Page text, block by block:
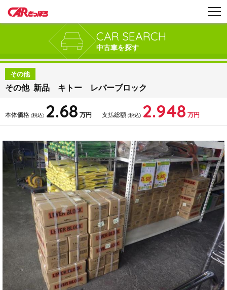
CAR SEARCH
中古車を探す
その他
その他 新品 キトー レバーブロック
本体価格 (税込) 2.68 万円 支払総額 (税込) 2.948 万円